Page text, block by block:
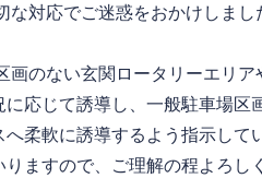
な対応でご迷惑をおかけしま
画のない玄関ロータリーエリ
応じて誘導し、一般駐車場区
柔軟に誘導するよう指示して
ますので、ご理解の程よろし